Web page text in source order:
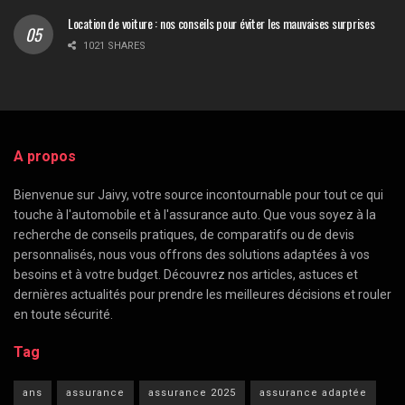
Location de voiture : nos conseils pour éviter les mauvaises surprises
1021 SHARES
A propos
Bienvenue sur Jaivy, votre source incontournable pour tout ce qui
touche à l'automobile et à l'assurance auto. Que vous soyez à la
recherche de conseils pratiques, de comparatifs ou de devis
personnalisés, nous vous offrons des solutions adaptées à vos
besoins et à votre budget. Découvrez nos articles, astuces et
dernières actualités pour prendre les meilleures décisions et rouler
en toute sécurité.
Tag
ans assurance assurance 2025 assurance adaptée